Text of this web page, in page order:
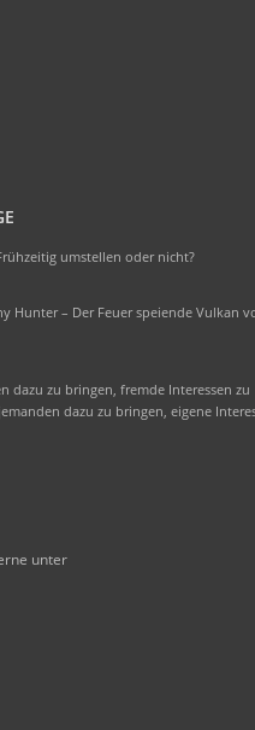
umstellen oder nicht?
Hunter – Der Feuer speiende Vulkan
dazu zu bringen, fremde Interessen zu
dazu zu bringen, eigene
unter